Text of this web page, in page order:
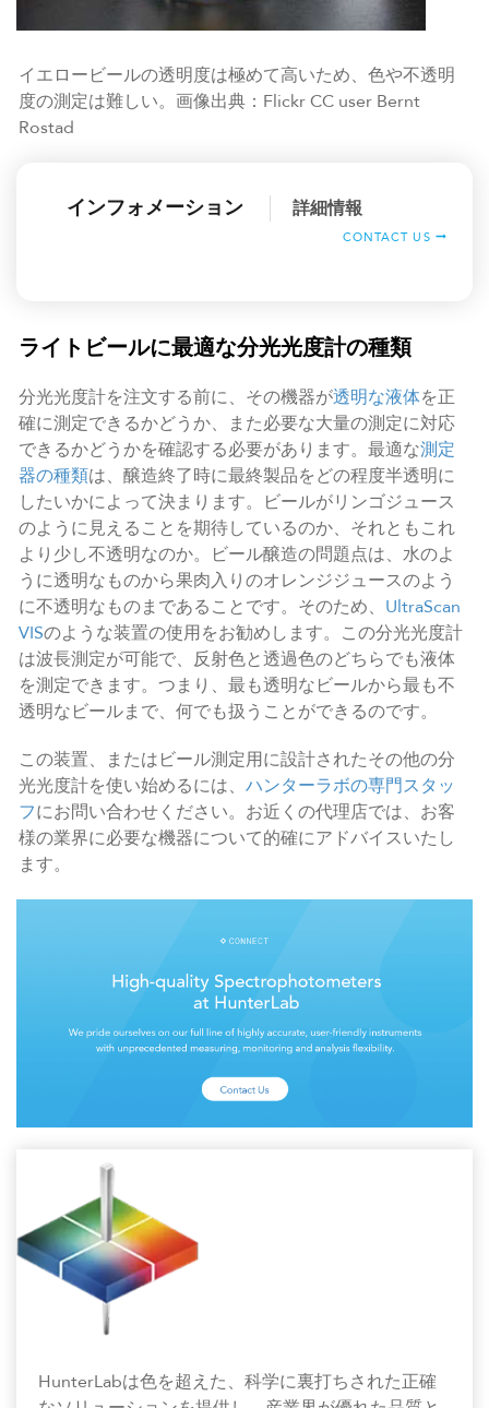
イエロービールの透明度は極めて高いため、色や不透明
度の測定は難しい。画像出典：Flickr CC user Bernt
Rostad
インフォメーション 詳細情報
CONTACT US
ライトビールに最適な分光光度計の種類
分光光度計を注文する前に、その機器が透明な液体を正
確に測定できるかどうか、また必要な大量の測定に対応
できるかどうかを確認する必要があります。最適な測定
器の種類は、醸造終了時に最終製品をどの程度半透明に
したいかによって決まります。ビールがリンゴジュース
のように見えることを期待しているのか、それともこれ
より少し不透明なのか。ビール醸造の問題点は、水のよ
うに透明なものから果肉入りのオレンジジュースのよう
に不透明なものまであることです。そのため、 UltraScan
VISのような装置の使用をお勧めします。この分光光度計
は波長測定が可能で、反射色と透過色のどちらでも液体
を測定できます。つまり、最も透明なビールから最も不
透明なビールまで、何でも扱うことができるのです。
この装置、またはビール測定用に設計されたその他の分
光光度計を使い始めるには、 ハンターラボの専門スタッ
フにお問い合わせください。お近くの代理店では、お客
様の業界に必要な機器について的確にアドバイスいたし
ます。
HunterLabは色を超えた、科学に裏打ちされた正確